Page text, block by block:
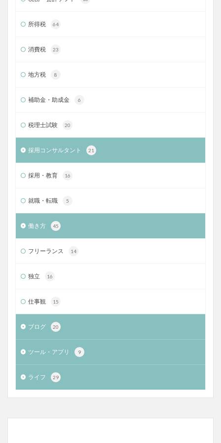
所得税 64
消費税 23
地方税 8
補助金・助成金 6
税理士試験 20
採用コンサルタント 21
採用・教育 16
就職・転職 5
働き方 45
フリーランス 14
独立 16
仕事観 15
ブログ 20
ツール・アプリ 9
ライフ 29